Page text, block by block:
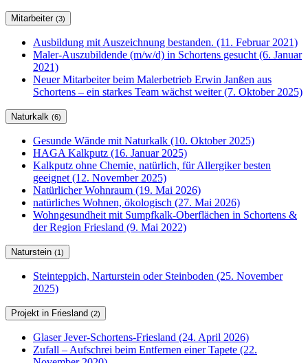
Mitarbeiter (3)
Ausbildung mit Auszeichnung bestanden. (11. Februar 2021)
Maler-Auszubildende (m/w/d) in Schortens gesucht (6. Januar
2021)
Neuer Mitarbeiter beim Malerbetrieb Erwin Janßen aus
Schortens – ein starkes Team wächst weiter (7. Oktober 2025)
Naturkalk (6)
Gesunde Wände mit Naturkalk (10. Oktober 2025)
HAGA Kalkputz (16. Januar 2025)
Kalkputz ohne Chemie, natürlich, für Allergiker besten
geeignet (12. November 2025)
Natürlicher Wohnraum (19. Mai 2026)
natürliches Wohnen, ökologisch (27. Mai 2026)
Wohngesundheit mit Sumpfkalk-Oberflächen in Schortens &
der Region Friesland (9. Mai 2022)
Naturstein (1)
Steinteppich, Narturstein oder Steinboden (25. November
2025)
Projekt in Friesland (2)
Glaser Jever-Schortens-Friesland (24. April 2026)
Zufall – Aufschrei beim Entfernen einer Tapete (22.